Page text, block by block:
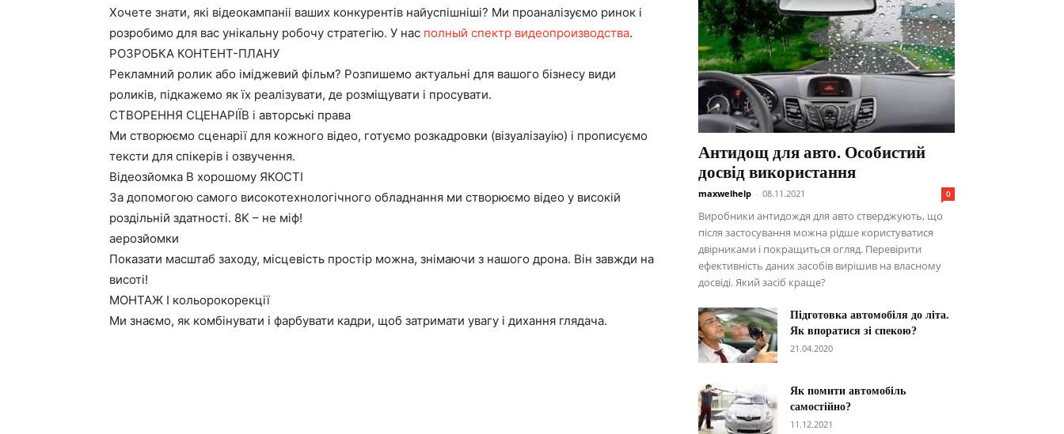
Хочете знати, які відеокампаніі ваших конкурентів найуспішніші? Ми проаналізуємо ринок і
розробимо для вас унікальну робочу стратегію. У нас полный спектр видеопроизводства.
РОЗРОБКА КОНТЕНТ-ПЛАНУ
Рекламний ролик або іміджевий фільм? Розпишемо актуальні для вашого бізнесу види
роликів, підкажемо як їх реалізувати, де розміщувати і просувати.
СТВОРЕННЯ СЦЕНАРІЇВ і авторські права
Ми створюємо сценарії для кожного відео, готуємо розкадровки (візуалізауію) і прописуємо
тексти для спікерів і озвучення.
Відеозйомка В хорошому ЯКОСТІ
За допомогою самого високотехнологічного обладнання ми створюємо відео у високій
роздільній здатності. 8K – не міф!
аерозйомки
Показати масштаб заходу, місцевість простір можна, знімаючи з нашого дрона. Він завжди на
висоті!
МОНТАЖ І кольорокорекції
Ми знаємо, як комбінувати і фарбувати кадри, щоб затримати увагу і дихання глядача.
Антидощ для авто. Особистий
досвід використання
maxwelhelp - 08.11.2021 0
Виробники антидождя для авто стверджують, що
після застосування можна рідше користуватися
двірниками і покращиться огляд. Перевірити
ефективність даних засобів вирішив на власному
досвіді. Який засіб краще?
Підготовка автомобіля до літа.
Як впоратися зі спекою?
21.04.2020
Як помити автомобіль
самостійно?
11.12.2021